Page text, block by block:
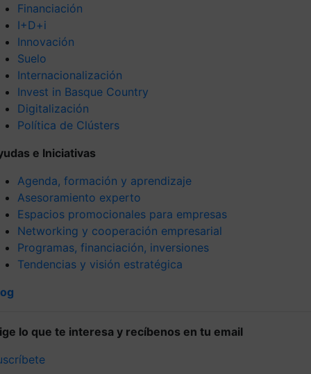
Financiación
I+D+i
Innovación
Suelo
Internacionalización
Invest in Basque Country
Digitalización
Política de Clústers
e Iniciativas
Agenda, formación y aprendizaje
Asesoramiento experto
Espacios promocionales para empresas
Networking y cooperación empresarial
Programas, financiación, inversiones
Tendencias y visión estratégica
lo que te interesa y recíbenos en tu email